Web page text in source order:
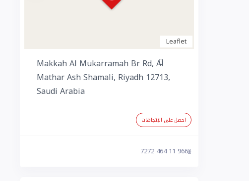
Leaflet
Makkah Al Mukarramah Br Rd, Al
Mathar Ash Shamali, Riyadh 12713,
Saudi Arabia
احصل على الإتجاهات
+966 11 464 7272